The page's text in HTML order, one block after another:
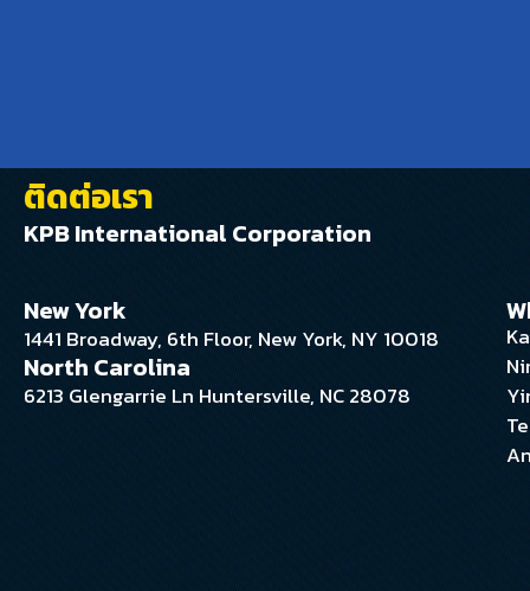
ติดต่อเรา
KPB International Corporation
New York
1441 Broadway, 6th Floor, New York, NY 10018
North Carolina
6213 Glengarrie Ln Huntersville, NC 28078